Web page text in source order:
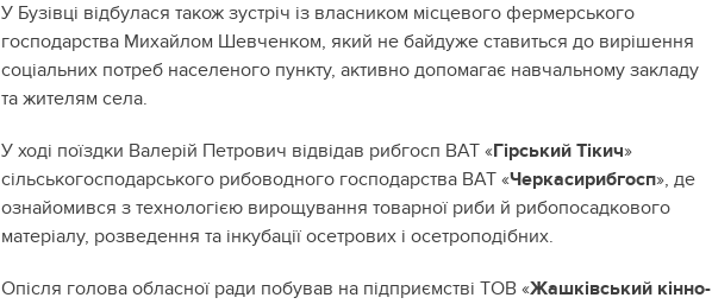
У Бузівці відбулася також зустріч із власником місцевого фермерського
господарства Михайлом Шевченком, який не байдуже ставиться до вирішення
соціальних потреб населеного пункту, активно допомагає навчальному закладу
та жителям села.
У ході поїздки Валерій Петрович відвідав рибгосп ВАТ «Гірський Тікич»
сільськогосподарського рибоводного господарства ВАТ «Черкасирибгосп», де
ознайомився з технологією вирощування товарної риби й рибопосадкового
матеріалу, розведення та інкубації осетрових і осетроподібних.
Опісля голова обласної ради побував на підприємстві ТОВ «Жашківський кінно-